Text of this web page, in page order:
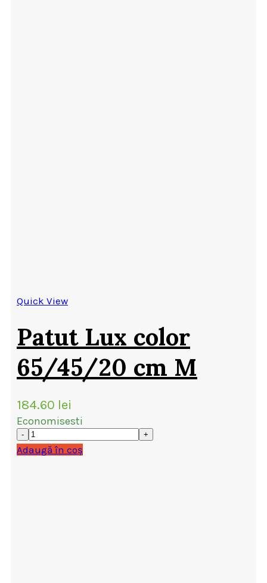
Quick View
Patut Lux color
65/45/20 cm M
184.60 lei
Economisesti
Adaugă în coș